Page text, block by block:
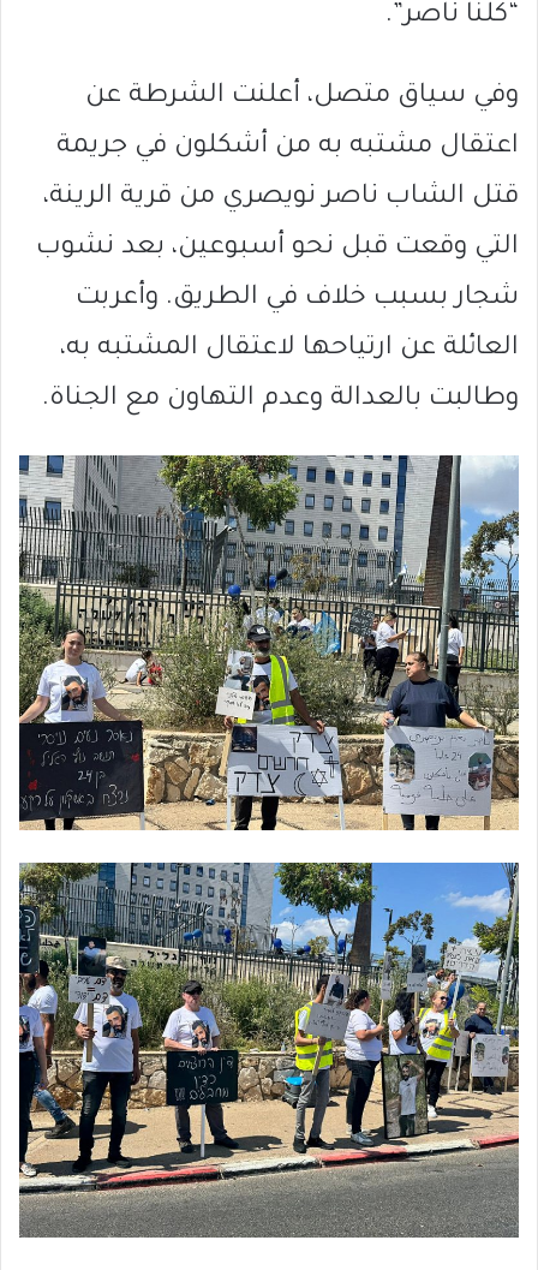
“كلنا ناصر”.
وفي سياق متصل، أعلنت الشرطة عن
اعتقال مشتبه به من أشكلون في جريمة
قتل الشاب ناصر نويصري من قرية الرينة،
التي وقعت قبل نحو أسبوعين، بعد نشوب
شجار بسبب خلاف في الطريق. وأعربت
العائلة عن ارتياحها لاعتقال المشتبه به،
وطالبت بالعدالة وعدم التهاون مع الجناة.